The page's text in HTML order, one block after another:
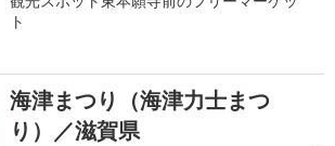
ト
海津まつり（海津力士まつ
り）／滋賀県